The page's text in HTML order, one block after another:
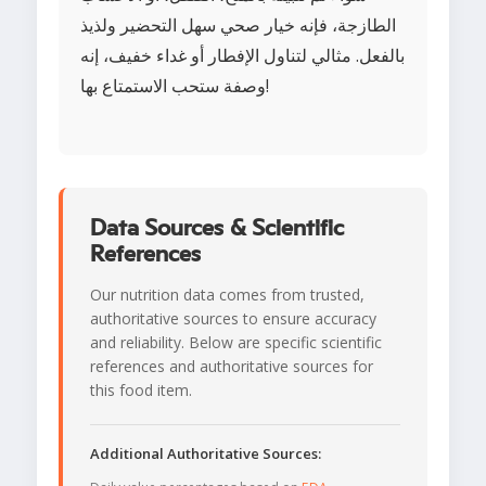
الطازجة، فإنه خيار صحي سهل التحضير ولذيذ
بالفعل. مثالي لتناول الإفطار أو غداء خفيف، إنه
وصفة ستحب الاستمتاع بها!
Data Sources & Scientific
References
Our nutrition data comes from trusted,
authoritative sources to ensure accuracy
and reliability. Below are specific scientific
references and authoritative sources for
this food item.
Additional Authoritative Sources: